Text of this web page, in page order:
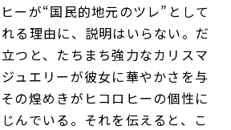
ーが“国民的地元のツレ”として
る理由に、説明はいらない。だ
つと、たちまち強力なカリスマ
ュエリーが彼女に華やかさを与
の煌めきがヒコロヒーの個性に
んでいる。それを伝えると、こ